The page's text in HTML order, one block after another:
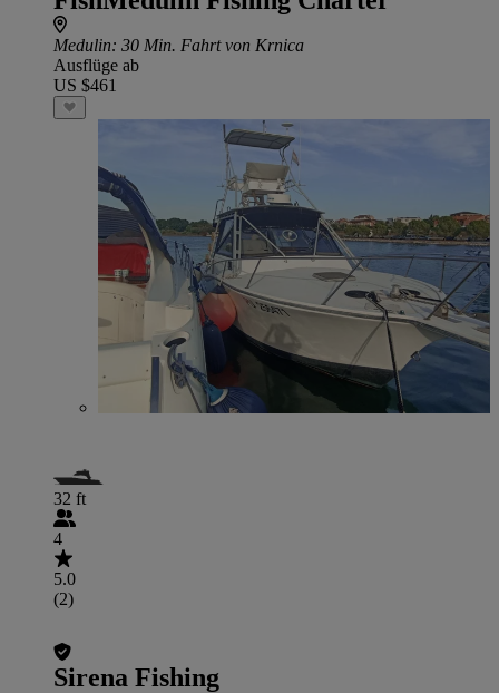
Medulin: 30 Min. Fahrt von Krnica
Ausflüge ab
US $461
32 ft
4
5.0
(2)
Sirena Fishing